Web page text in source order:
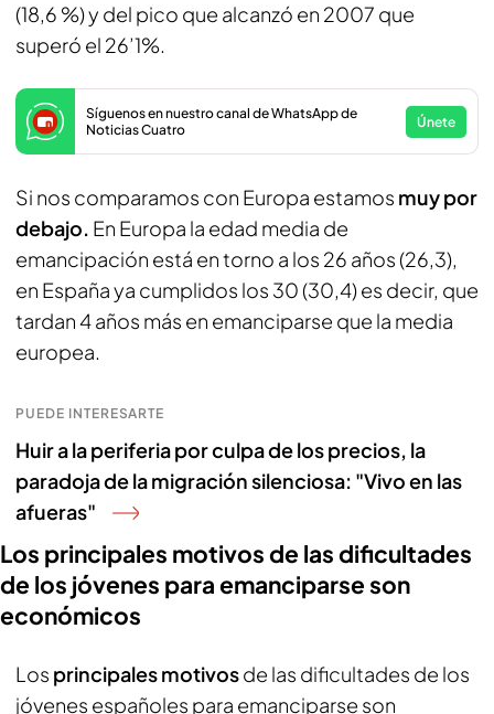
(18,6 %) y del pico que alcanzó en 2007 que
superó el 26’1%.
Síguenos en nuestro canal de WhatsApp de
Noticias Cuatro
Únete
Si nos comparamos con Europa estamos muy por
debajo. En Europa la edad media de
emancipación está en torno a los 26 años (26,3),
en España ya cumplidos los 30 (30,4) es decir, que
tardan 4 años más en emanciparse que la media
europea.
PUEDE INTERESARTE
Huir a la periferia por culpa de los precios, la
paradoja de la migración silenciosa: "Vivo en las
afueras"
Los principales motivos de las dificultades
de los jóvenes para emanciparse son
económicos
Los principales motivosde las dificultades de los
jóvenes españoles para emanciparse son